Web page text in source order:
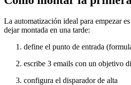
La automatización ideal para empezar
dejar montada en una tarde:
define el punto de entrada
escribe 3 emails con un objetivo
configura el disparador de alta